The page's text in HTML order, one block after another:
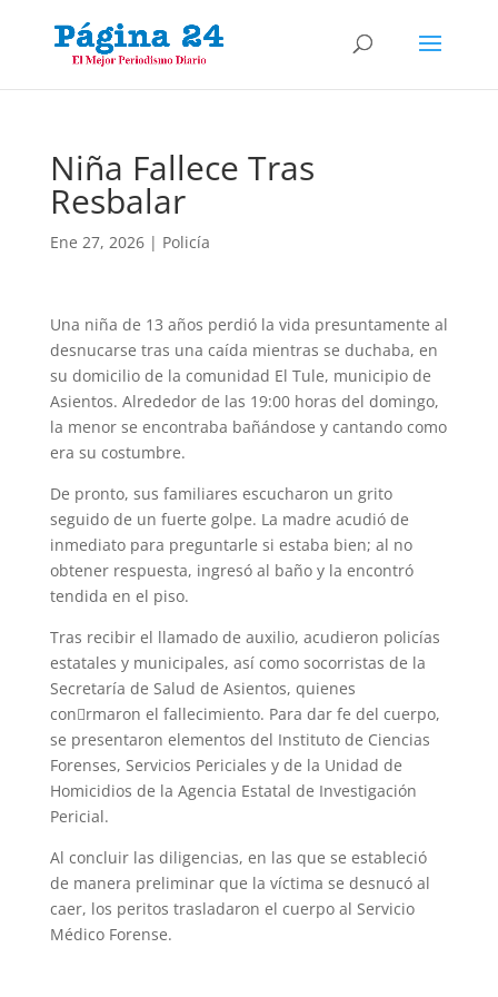
Niña Fallece Tras
Resbalar
Ene 27, 2026| Policía
Una niña de 13 años perdió la vida presuntamente al
desnucarse tras una caída mientras se duchaba, en
su domicilio de la comunidad El Tule, municipio de
Asientos. Alrededor de las 19:00 horas del domingo,
la menor se encontraba bañándose y cantando como
era su costumbre.
De pronto, sus familiares escucharon un grito
seguido de un fuerte golpe. La madre acudió de
inmediato para preguntarle si estaba bien; al no
obtener respuesta, ingresó al baño y la encontró
tendida en el piso.
Tras recibir el llamado de auxilio, acudieron policías
estatales y municipales, así como socorristas de la
Secretaría de Salud de Asientos, quienes
con􀂿rmaron el fallecimiento. Para dar fe del cuerpo,
se presentaron elementos del Instituto de Ciencias
Forenses, Servicios Periciales y de la Unidad de
Homicidios de la Agencia Estatal de Investigación
Pericial.
Al concluir las diligencias, en las que se estableció
de manera preliminar que la víctima se desnucó al
caer, los peritos trasladaron el cuerpo al Servicio
Médico Forense.